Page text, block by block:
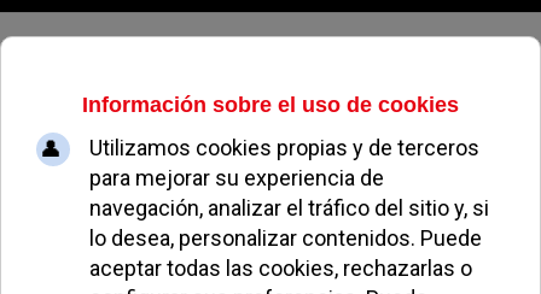
Jueves, 06 de agosto de 2026
Netsize
Dirección: VÍA Dos Castillas 33 Edif. 7 3ª Planta